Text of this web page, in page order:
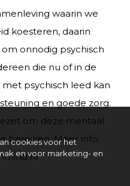
waarin we
koesteren, daarin
onnodig psychisch
die nu of in de
psychisch leed kan
en goede zorg.
om deze mentaal
bereiken. Meer info:
cookies voor het
en voor marketing- en